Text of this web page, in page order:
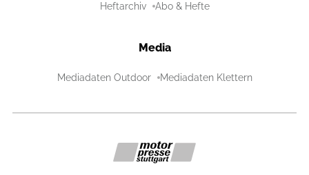
Heftarchiv Abo & Hefte
Media
Mediadaten Outdoor Mediadaten Klettern